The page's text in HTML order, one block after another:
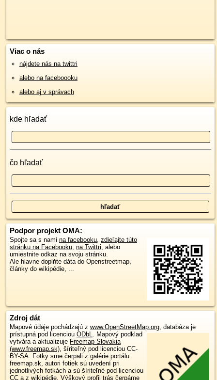
Viac o nás
nájdete nás na twittri
alebo na faceboooku
alebo aj v správach
kde hľadať
čo hľadať
Podpor projekt OMA:
Spojte sa s nami na facebooku, zdieľajte túto
stránku na Facebooku, na Twittri, alebo
umiestnite odkaz na svoju stránku.
Ale hlavne doplňte dáta do Openstreetmap,
články do wikipédie, ...
Zdroj dát
Mapové údaje pochádzajú z www.OpenStreetMap.org, databáza je
prístupná pod licenciou ODbL. Mapový podklad
vytvára a aktualizuje Freemap Slovakia
(www.freemap.sk), šíriteľný pod licenciou CC-
BY-SA. Fotky sme čerpali z galérie portálu
freemap.sk, autori fotiek sú uvedení pri
jednotlivých fotkách a sú šíriteľné pod licenciou
CC a z wikipédie. Výškový profil trás čerpáme